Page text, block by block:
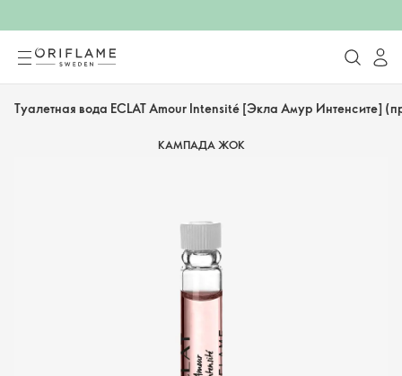
Туалетная вода ECLAT Amour Intensité [Экла Амур Интенсите]
КАМПАДА ЖОК